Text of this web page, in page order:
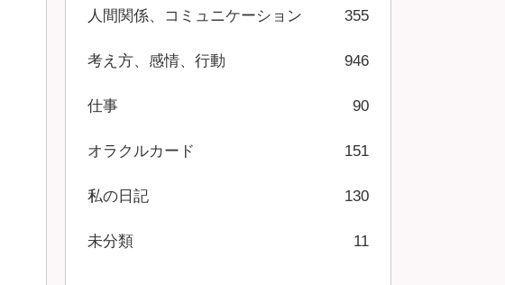
人間関係、コミュニケーション 355
考え方、感情、行動 946
仕事 90
オラクルカード 151
私の日記 130
未分類 11